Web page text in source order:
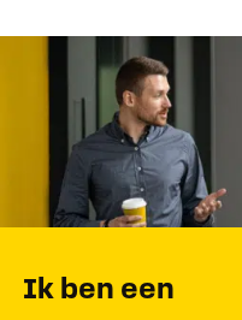
Ik ben een